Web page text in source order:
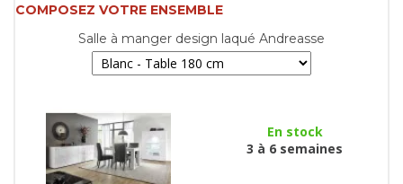
COMPOSEZ VOTRE ENSEMBLE
Salle à manger design laqué Andreasse
En stock
3 à 6 semaines